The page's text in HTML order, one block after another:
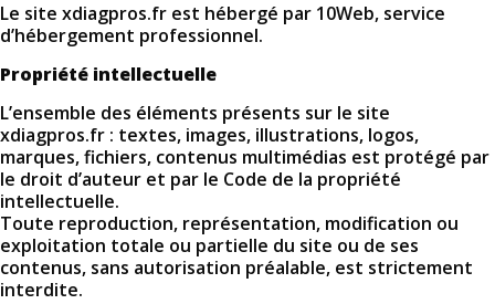
Le site xdiagpros.fr est hébergé par 10Web, service
d’hébergement professionnel.
Propriété intellectuelle
L’ensemble des éléments présents sur le site
xdiagpros.fr : textes, images, illustrations, logos,
marques, fichiers, contenus multimédias est protégé par
le droit d’auteur et par le Code de la propriété
intellectuelle.
Toute reproduction, représentation, modification ou
exploitation totale ou partielle du site ou de ses
contenus, sans autorisation préalable, est strictement
interdite.